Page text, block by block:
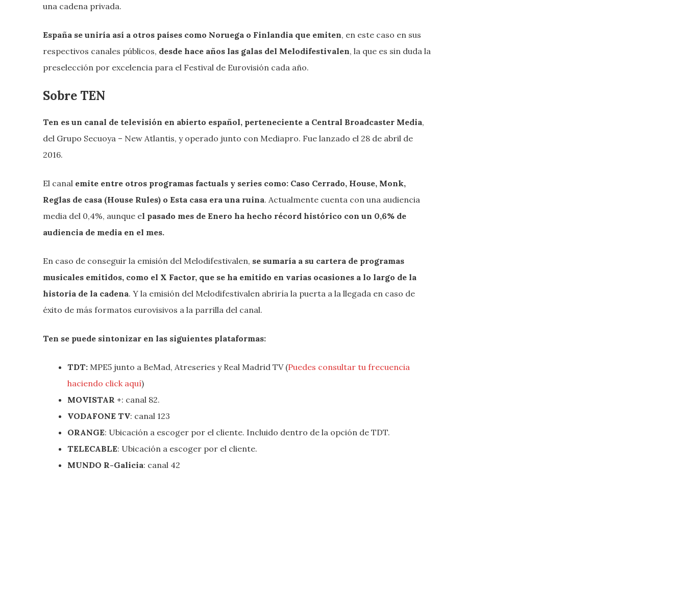
una cadena privada.
España se uniría así a otros países como Noruega o Finlandia que emiten, en este caso en sus
respectivos canales públicos, desde hace años las galas del Melodifestivalen, la que es sin duda la
preselección por excelencia para el Festival de Eurovisión cada año.
Sobre TEN
Ten es un canal de televisión en abierto español, perteneciente a Central Broadcaster Media,
del Grupo Secuoya – New Atlantis, y operado junto con Mediapro. Fue lanzado el 28 de abril de
2016.
El canal emite entre otros programas factuals y series como: Caso Cerrado, House, Monk,
Reglas de casa (House Rules) o Esta casa era una ruina. Actualmente cuenta con una audiencia
media del 0,4%, aunque el pasado mes de Enero ha hecho récord histórico con un 0,6% de
audiencia de media en el mes.
En caso de conseguir la emisión del Melodifestivalen, se sumaría a su cartera de programas
musicales emitidos, como el X Factor, que se ha emitido en varias ocasiones a lo largo de la
historia de la cadena. Y la emisión del Melodifestivalen abriría la puerta a la llegada en caso de
éxito de más formatos eurovisivos a la parrilla del canal.
Ten se puede sintonizar en las siguientes plataformas:
TDT: MPE5 junto a BeMad, Atreseries y Real Madrid TV (Puedes consultar tu frecuencia
haciendo click aquí)
MOVISTAR +: canal 82.
VODAFONE TV: canal 123
ORANGE: Ubicación a escoger por el cliente. Incluido dentro de la opción de TDT.
TELECABLE: Ubicación a escoger por el cliente.
MUNDO R-Galicia: canal 42